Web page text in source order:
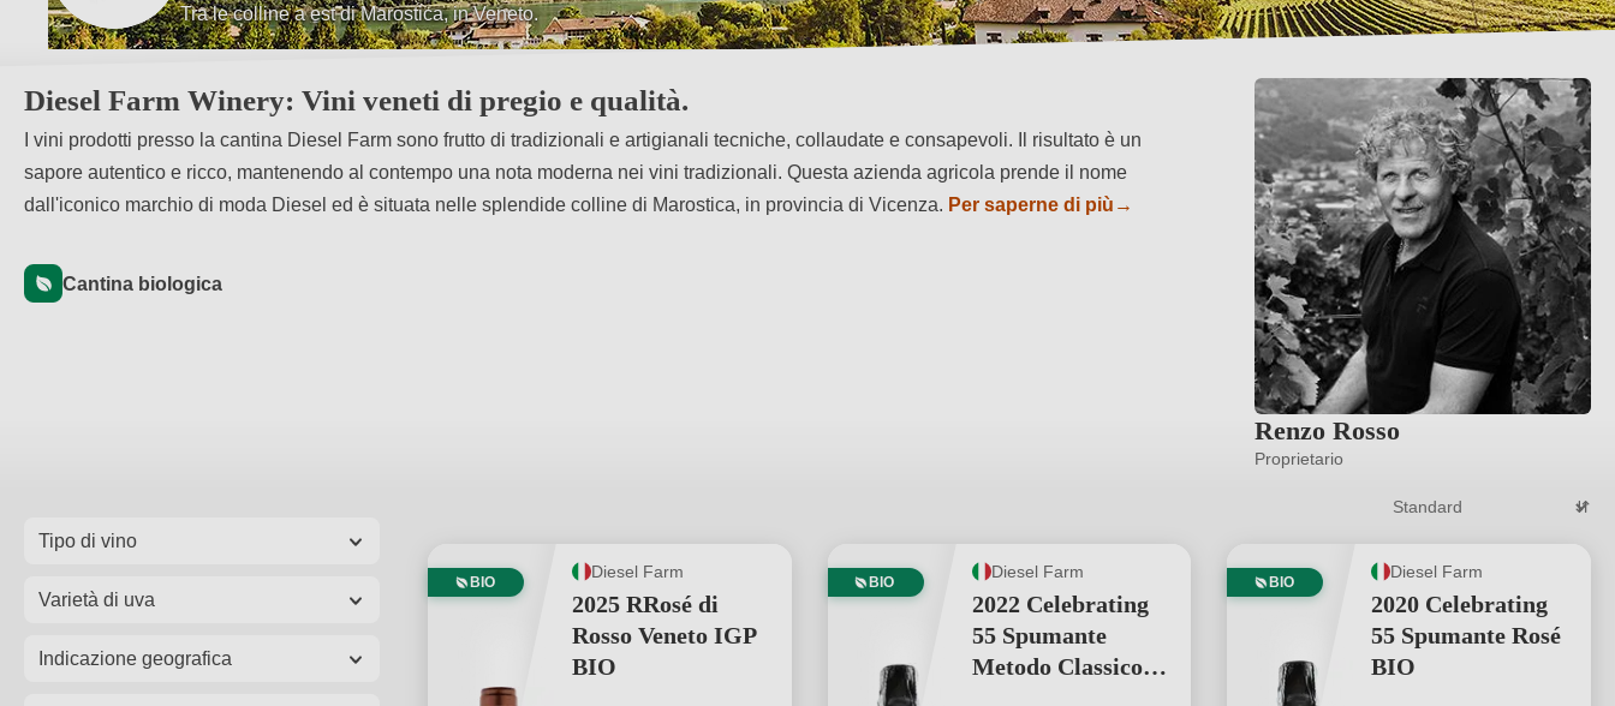
Biodiversità e agricoltura biologica.
Diesel Farm Winery: Vini veneti di pregio e qualità.
I vini prodotti presso la cantina Diesel Farm sono frutto di tradizionali e artigianali tecniche, collaudate e consapevoli. Il risultato è un
sapore autentico e ricco, mantenendo al contempo una nota moderna nei vini tradizionali. Questa azienda agricola prende il nome
dall'iconico marchio di moda Diesel ed è situata nelle splendide colline di Marostica, in provincia di Vicenza. Per saperne di più →
Cantina biologica
Renzo Rosso
Proprietario
Tipo di vino
Varietà di uva
Indicazione geografica
BIO
Diesel Farm
2025 RRosé di
Rosso Veneto IGP
BIO
BIO
Diesel Farm
2022 Celebrating
55 Spumante
Metodo Classico
BIO
Diesel Farm
2020 Celebrating
55 Spumante Rosé
BIO